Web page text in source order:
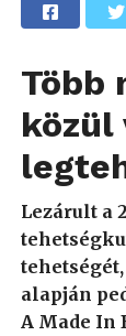
Több
közül
Lezárult a
alapján
A Made In